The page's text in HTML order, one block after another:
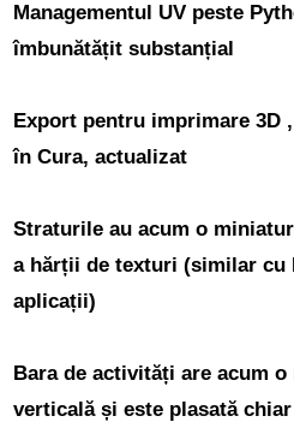
Managementul UV peste
îmbunătățit substanțial
Export pentru imprimare 3D
în Cura,actualizat
Straturile au acum o
a hărții de texturi (similar cu
aplicații)
Bara de activități are acum o
verticalăși este plasată